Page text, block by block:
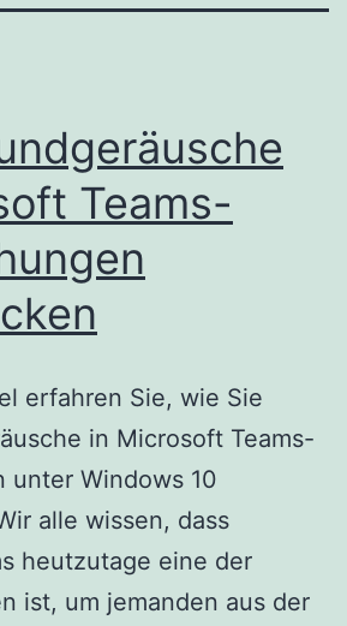
Teams-
erfahren Sie, wie Sie
in Microsoft Teams-
unter Windows 10
alle wissen, dass
heutzutage eine der
ist, um jemanden aus der